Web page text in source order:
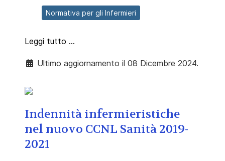
Normativa per gli Infermieri
Leggi tutto …
Ultimo aggiornamento il 08 Dicembre 2024.
Indennità infermieristiche
nel nuovo CCNL Sanità 2019-
2021